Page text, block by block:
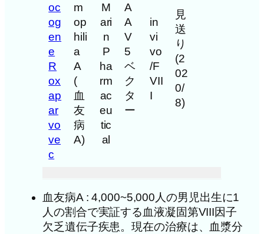
oc
og
en
e
R
ox
ap
ar
vo
ve
c
m
op
hili
a
A
(
血
友
病
A)
M
ari
n
P
ha
rm
ac
eu
tic
al
A
A
V
5
ベ
ク
タ
ー
in
vi
vo
/F
VII
I
見
送
り
(2
02
0/
8)
血友病A : 4,000~5,000人の男児出生に1
人の割合で実証する血液凝固第VIII因子
欠乏遺伝子疾患。現在の治療は、血漿分